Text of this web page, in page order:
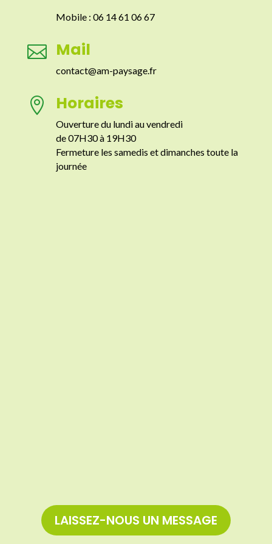
Mobile : 06 14 61 06 67
 Mail
contact@am-paysage.fr
 Horaires
Ouverture du lundi au vendredi
de 07H30 à 19H30
Fermeture les samedis et dimanches toute la
journée
LAISSEZ-NOUS UN MESSAGE